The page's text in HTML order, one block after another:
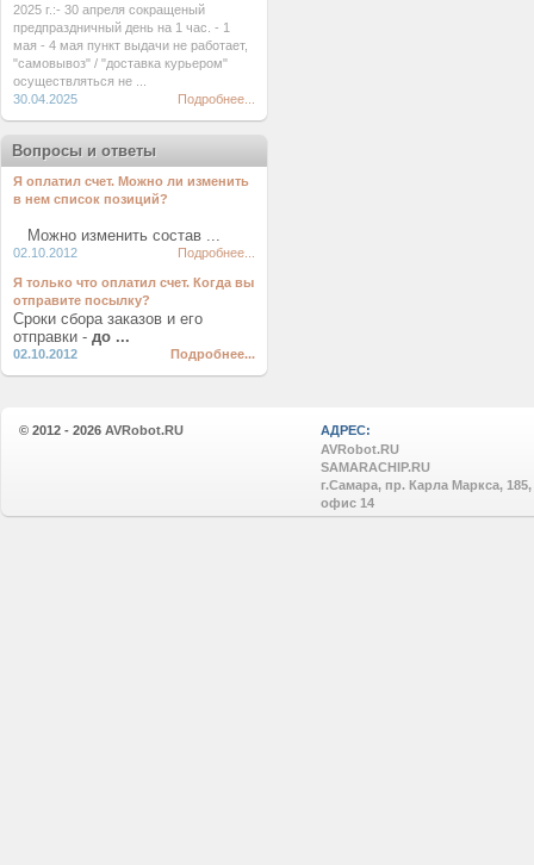
2025 г.:- 30 апреля сокращеный
предпраздничный день на 1 час. - 1
мая - 4 мая пункт выдачи не работает,
"самовывоз" / "доставка курьером"
осуществляться не ...
30.04.2025
Подробнее...
Вопросы и ответы
Я оплатил счет. Можно ли изменить
в нем список позиций?
Можно изменить состав ...
02.10.2012 Подробнее...
Я только что оплатил счет. Когда вы
отправите посылку?
Сроки сбора заказов и его
отправки - до ...
02.10.2012 Подробнее...
© 2012 - 2026 AVRobot.RU
АДРЕС:
AVRobot.RU
SAMARACHIP.RU
г.Самара, пр. Карла Маркса, 185,
офис 14